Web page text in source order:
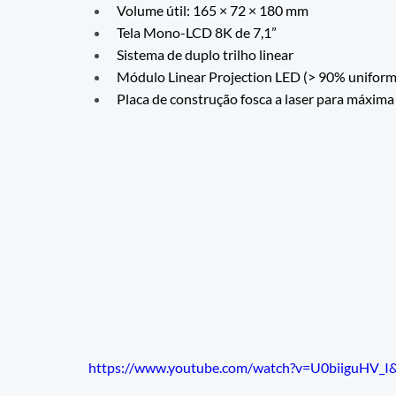
Volume útil: 165 × 72 × 180 mm
Tela Mono-LCD 8K de 7,1”
Sistema de duplo trilho linear
Módulo Linear Projection LED (> 90%
Placa de construção fosca a laser para
https://www.youtube.com/